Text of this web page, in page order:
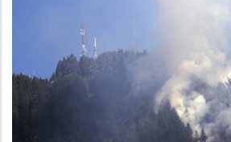
LA
NAVEGACIÓN